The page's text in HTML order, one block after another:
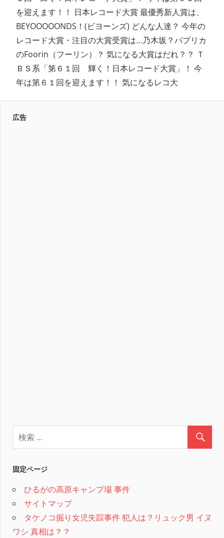
を迎えます！！ 日本レコード大賞 最優秀新人賞は、
BEYOOOOONDS！(ビヨーンズ) どんな人達？ 今年の
レコード大賞・注目の大賞受賞は…乃木坂？パプリカ
のFoorin（フーリン）？ 気になる大賞はだれ？？ Ｔ
ＢＳ系「第６１回 輝く！日本レコード大賞」！ 今
年は第６１回を迎えます！！ 気になるレコ大
広告
固定ページ
ひるがの高原キャンプ場 事件
サイトマップ
タケノコ掘り女児失踪事件 犯人は？リュック男 イヌ
ワシ 真相は？？